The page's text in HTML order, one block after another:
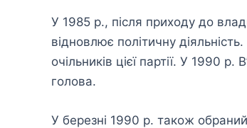
У 1985 р., після приходу до
відновлює політичну
очільників цієї партії. У 1990
голова.
У березні 1990 р. також